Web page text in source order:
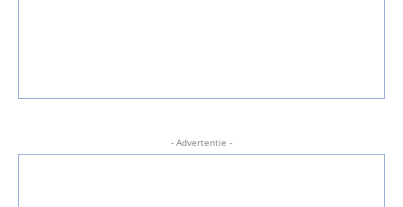
- Advertentie -